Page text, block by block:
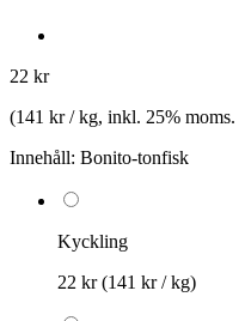
22 kr
(141 kr / kg, inkl. 25% moms.
Innehåll: Bonito-tonfisk
Kyckling
22 kr(141 kr / kg)